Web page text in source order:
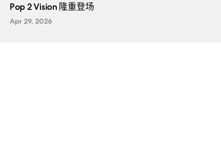
Pop 2 Vision 隆重登场
Apr 29, 2026